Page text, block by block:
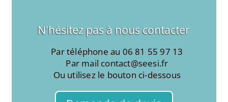
N'hésitez pas à nous contacter
Par téléphone au 06 81 55 97 13
Par mail
rf.is
ees@t
catno
c
Ou utilisez le bouton ci-dessous